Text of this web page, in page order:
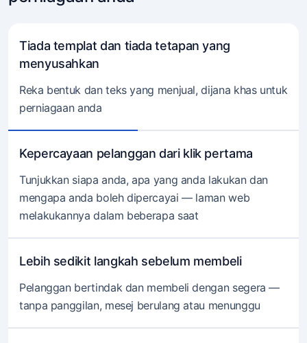
Tiada templat dan tiada tetapan yang
menyusahkan
Reka bentuk dan teks yang menjual, dijana khas untuk
perniagaan anda
Kepercayaan pelanggan dari klik pertama
Tunjukkan siapa anda, apa yang anda lakukan dan
mengapa anda boleh dipercayai — laman web
melakukannya dalam beberapa saat
Lebih sedikit langkah sebelum membeli
Pelanggan bertindak dan membeli dengan segera —
tanpa panggilan, mesej berulang atau menunggu